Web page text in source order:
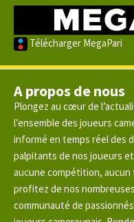
Télécharger MegaPari
A propos de nous
Plongez au cœur de
l’ensemble des joueurs
informé en temps réel des
palpitants de nos joueurs
aucune compétition,
profitez de nos
communauté de